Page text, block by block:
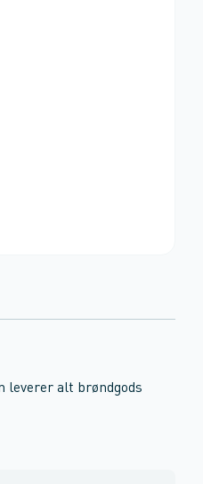
leverer alt brøndgods